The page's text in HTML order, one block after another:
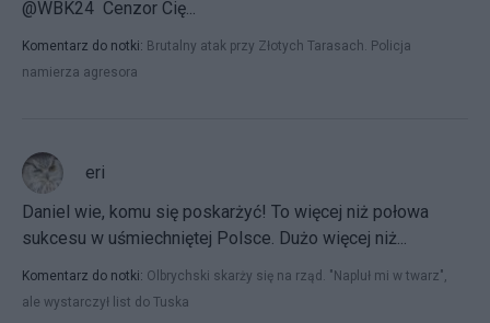
@WBK24 Cenzor Cię...
Komentarz do notki: Brutalny atak przy Złotych Tarasach. Policja
namierza agresora
eri
Daniel wie, komu się poskarżyć! To więcej niż połowa
sukcesu w uśmiechniętej Polsce. Dużo więcej niż...
Komentarz do notki: Olbrychski skarży się na rząd. "Napluł mi w twarz",
ale wystarczył list do Tuska